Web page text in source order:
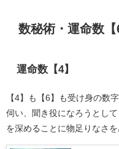
数秘術・運命数
運命数【4】
【4】も【6】も受け身の数
伺い、聞き役になろうとし
を深めることに物足りなさ